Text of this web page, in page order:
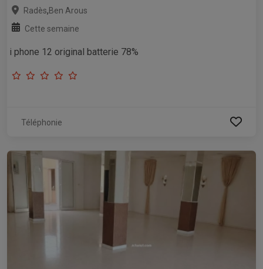
Radès,Ben Arous
Cette semaine
i phone 12 original batterie 78%
Téléphonie